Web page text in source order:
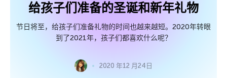
给孩子们准备的圣诞和新年礼物
节日将至，给孩子们准备礼物的时间也越来越短。2020年转眼
到了2021年，孩子们都喜欢什么呢？
2020 年12 月24日